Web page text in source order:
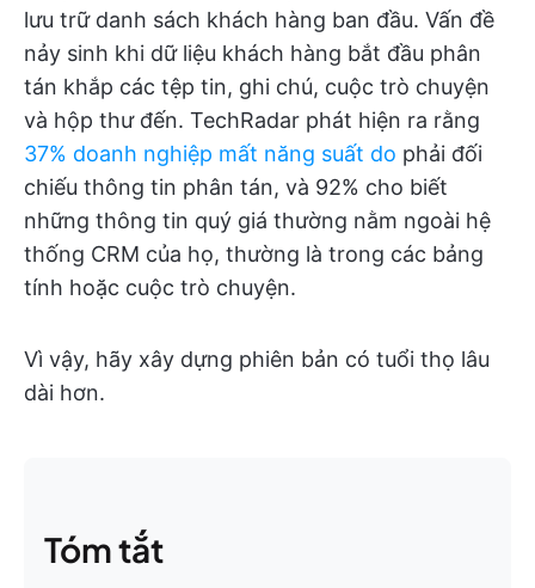
lưu trữ danh sách khách hàng ban đầu. Vấn đề
nảy sinh khi dữ liệu khách hàng bắt đầu phân
tán khắp các tệp tin, ghi chú, cuộc trò chuyện
và hộp thư đến. TechRadar phát hiện ra rằng
37% doanh nghiệp mất năng suất do phải đối
chiếu thông tin phân tán, và 92% cho biết
những thông tin quý giá thường nằm ngoài hệ
thống CRM của họ, thường là trong các bảng
tính hoặc cuộc trò chuyện.
Vì vậy, hãy xây dựng phiên bản có tuổi thọ lâu
dài hơn.
Tóm tắt